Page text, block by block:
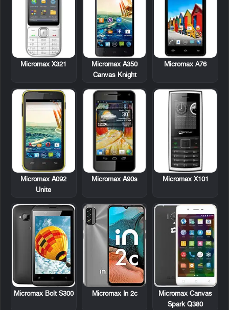
Micromax A76
Micromax A350
Canvas Knight
Micromax X321
Micromax X101
Micromax A90s
Micromax A092
Unite
Micromax Canvas
Spark Q380
Micromax In 2c
Micromax Bolt S300